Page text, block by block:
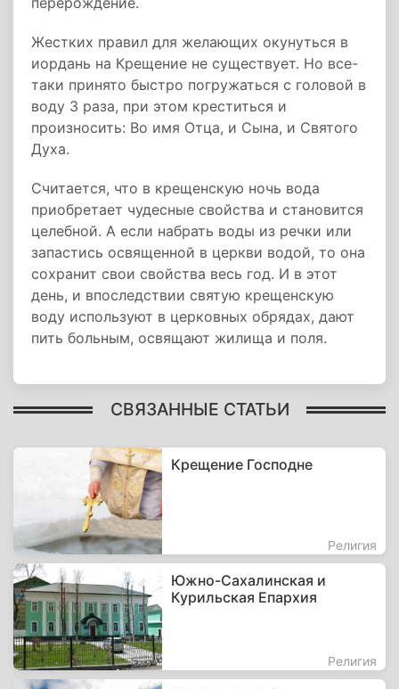
Жестких правил для желающих окунуться в
иордань на Крещение не существует. Но все-
таки принято быстро погружаться с головой в
воду 3 раза, при этом креститься и
произносить: Во имя Отца, и Сына, и Святого
Духа.
Считается, что в крещенскую ночь вода
приобретает чудесные свойства и становится
целебной. А если набрать воды из речки или
запастись освященной в церкви водой, то она
сохранит свои свойства весь год. И в этот
день, и впоследствии святую крещенскую
воду используют в церковных обрядах, дают
пить больным, освящают жилища и поля.
СВЯЗАННЫЕ СТАТЬИ
Крещение Господне
Религия
Южно-Сахалинская и
Курильская Епархия
Религия